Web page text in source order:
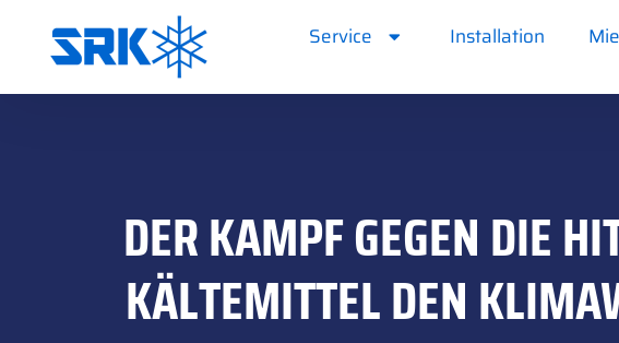
Service Installation
DER KAMPF GEGEN DIE
KÄLTEMITTEL DEN